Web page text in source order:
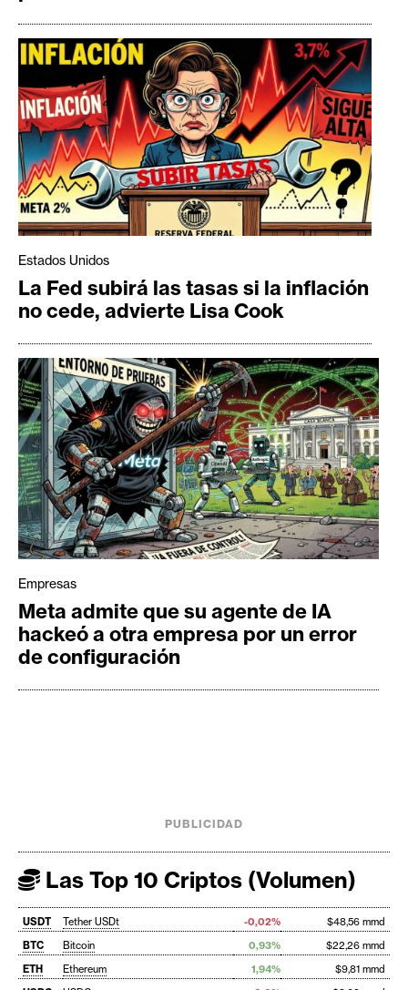
Estados Unidos
La Fed subirá las tasas si la inflación
no cede, advierte Lisa Cook
Empresas
Meta admite que su agente de IA
hackeó a otra empresa por un error
de configuración
PUBLICIDAD
Las Top 10 Criptos (Volumen)
USDT Tether USDt -0,02%
$48,56 mmd
BTC
Bitcoin 0,93%
$22,26 mmd
ETH
Ethereum 1,94%
$9,81 mmd